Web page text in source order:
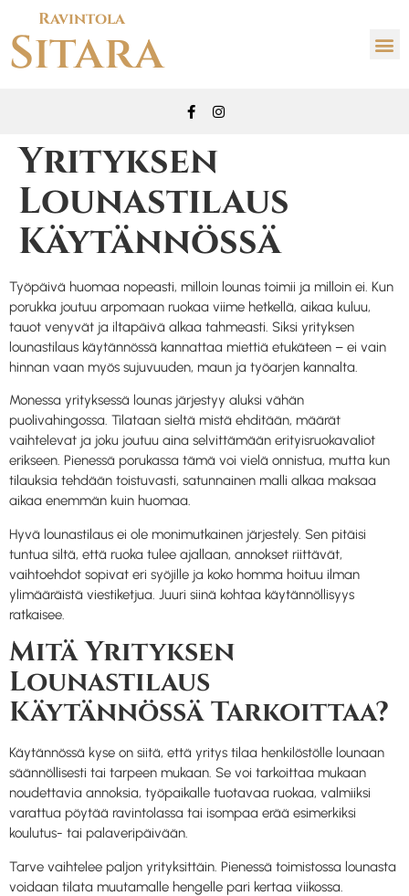
Ravintola
Sitara
Yrityksen
Lounastilaus
Käytännössä
Työpäivä huomaa nopeasti, milloin lounas toimii ja milloin ei. Kun
porukka joutuu arpomaan ruokaa viime hetkellä, aikaa kuluu,
tauot venyvät ja iltapäivä alkaa tahmeasti. Siksi yrityksen
lounastilaus käytännössä kannattaa miettiä etukäteen – ei vain
hinnan vaan myös sujuvuuden, maun ja työarjen kannalta.
Monessa yrityksessä lounas järjestyy aluksi vähän
puolivahingossa. Tilataan sieltä mistä ehditään, määrät
vaihtelevat ja joku joutuu aina selvittämään erityisruokavaliot
erikseen. Pienessä porukassa tämä voi vielä onnistua, mutta kun
tilauksia tehdään toistuvasti, satunnainen malli alkaa maksaa
aikaa enemmän kuin huomaa.
Hyvä lounastilaus ei ole monimutkainen järjestely. Sen pitäisi
tuntua siltä, että ruoka tulee ajallaan, annokset riittävät,
vaihtoehdot sopivat eri syöjille ja koko homma hoituu ilman
ylimääräistä viestiketjua. Juuri siinä kohtaa käytännöllisyys
ratkaisee.
Mitä Yrityksen
Lounastilaus
Käytännössä Tarkoittaa?
Käytännössä kyse on siitä, että yritys tilaa henkilöstölle lounaan
säännöllisesti tai tarpeen mukaan. Se voi tarkoittaa mukaan
noudettavia annoksia, työpaikalle tuotavaa ruokaa, valmiiksi
varattua pöytää ravintolassa tai isompaa erää esimerkiksi
koulutus- tai palaveripäivään.
Tarve vaihtelee paljon yrityksittäin. Pienessä toimistossa lounasta
voidaan tilata muutamalle hengelle pari kertaa viikossa.